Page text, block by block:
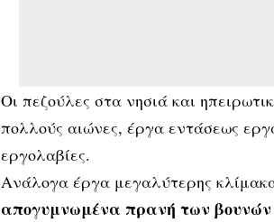
Οι πεζούλες στα νησιά και
πολλούς αιώνες, έργα εντάσεως
εργολαβίες.
Ανάλογα έργα μεγαλύτερης
απογυμνωμένα πρανή των βουνών